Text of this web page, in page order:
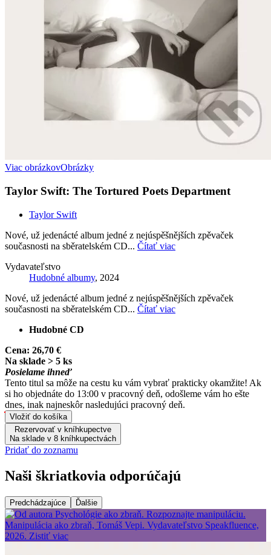
Viac obrázkovObrázky
Taylor Swift: The Tortured Poets Department
Taylor Swift
Nové, už jedenácté album jedné z nejúspěšnějších zpěvaček
současnosti na sběratelském CD... Čítať viac
Vydavateľstvo
Hudobné albumy, 2024
Nové, už jedenácté album jedné z nejúspěšnějších zpěvaček
současnosti na sběratelském CD... Čítať viac
Hudobné CD
Cena: 26,70 €
Na sklade > 5 ks
Posielame ihneď
Tento titul sa môže na cestu ku vám vybrať prakticky okamžite! Ak
si ho objednáte do 13:00 v pracovný deň, odošleme vám ho ešte
dnes, inak najneskôr nasledujúci pracovný deň.
Vložiť do košíka
Rezervovať v kníhkupectve
Na sklade v 8 kníhkupectvách
Pridať do zoznamu
Naši škriatkovia odporúčajú
Predchádzajúce Ďalšie